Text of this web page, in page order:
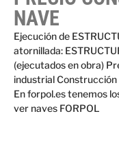
NAVE
Ejecución de
atornillada:
(ejecutados en obra)
industrial Construcción
En forpol.es tenemos
ver naves FORPOL